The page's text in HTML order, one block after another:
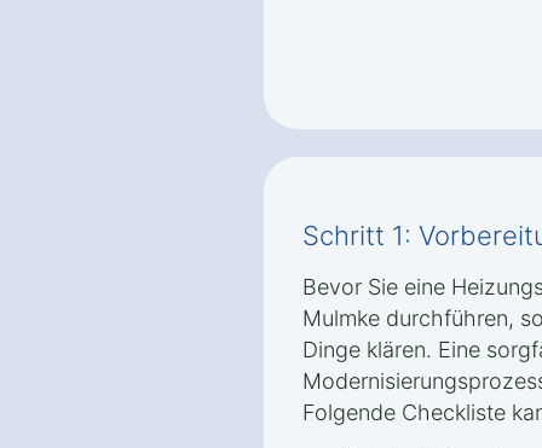
Schritt 1:
Bevor Sie eine
Mulmke durchführen,
Dinge klären. Eine
Folgende Checkliste